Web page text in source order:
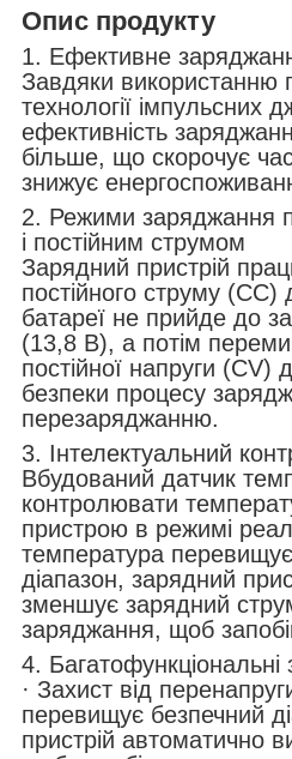
Опис продукту
1. Ефективне
Завдяки використанню
технології імпульсних
ефективність
більше, що скорочує
знижує
2. Режими заряджання
і постійним струмом
Зарядний пристрій
постійного струму (CC)
батареї не прийде до
(13,8 В), а потім
постійної напруги (CV)
безпеки процесу
перезаряджанню.
3. Інтелектуальний
Вбудований датчик
контролювати
пристрою в режимі
температура
діапазон, зарядний
зменшує зарядний
заряджання, щоб
4. Багатофункціональні
· Захист від
перевищує безпечний
пристрій автоматично